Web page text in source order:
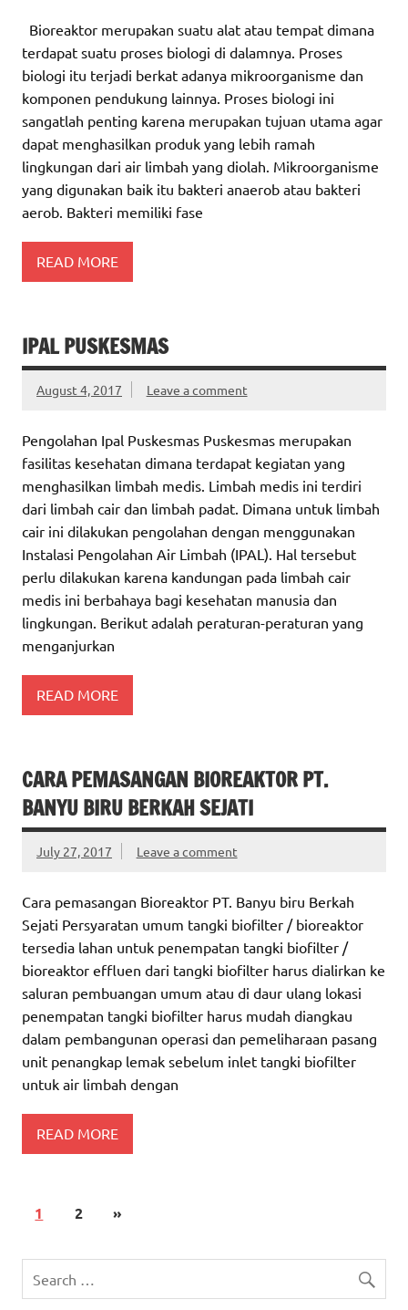
Bioreaktor merupakan suatu alat atau tempat dimana
terdapat suatu proses biologi di dalamnya. Proses
biologi itu terjadi berkat adanya mikroorganisme dan
komponen pendukung lainnya. Proses biologi ini
sangatlah penting karena merupakan tujuan utama agar
dapat menghasilkan produk yang lebih ramah
lingkungan dari air limbah yang diolah. Mikroorganisme
yang digunakan baik itu bakteri anaerob atau bakteri
aerob. Bakteri memiliki fase
READ MORE
IPAL PUSKESMAS
August 4, 2017 Leave a comment
Pengolahan Ipal Puskesmas Puskesmas merupakan
fasilitas kesehatan dimana terdapat kegiatan yang
menghasilkan limbah medis. Limbah medis ini terdiri
dari limbah cair dan limbah padat. Dimana untuk limbah
cair ini dilakukan pengolahan dengan menggunakan
Instalasi Pengolahan Air Limbah (IPAL). Hal tersebut
perlu dilakukan karena kandungan pada limbah cair
medis ini berbahaya bagi kesehatan manusia dan
lingkungan. Berikut adalah peraturan-peraturan yang
menganjurkan
READ MORE
CARA PEMASANGAN BIOREAKTOR PT.
BANYU BIRU BERKAH SEJATI
July 27, 2017 Leave a comment
Cara pemasangan Bioreaktor PT. Banyu biru Berkah
Sejati Persyaratan umum tangki biofilter / bioreaktor
tersedia lahan untuk penempatan tangki biofilter /
bioreaktor effluen dari tangki biofilter harus dialirkan ke
saluran pembuangan umum atau di daur ulang lokasi
penempatan tangki biofilter harus mudah diangkau
dalam pembangunan operasi dan pemeliharaan pasang
unit penangkap lemak sebelum inlet tangki biofilter
untuk air limbah dengan
READ MORE
1 2 »